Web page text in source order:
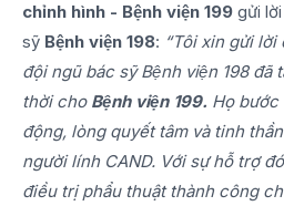
chỉnh hình - Bệnh viện 199 gửi
sỹ Bệnh viện 198: “Tôi xin gửi
đội ngũ bác sỹ Bệnh viện 198 đã
thời cho Bệnh viện 199. Họ bước
động, lòng quyết tâm và tinh
người lính CAND. Với sự hỗ trợ
điều trị phẩu thuật thành công